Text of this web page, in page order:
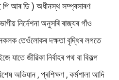
পি আৰ ডি ) অধীনস্থ সম্প্ৰসাৰণ
নিৰ্দেশনা অনুসৰি ৰাজ্যৰ গাঁও
সকলক তেওঁলোকৰ দক্ষতা বৃদ্ধিৰ লগতে
যাতে জীৱিকা নিৰ্বাহৰ পথ বা বিকল্প
অভিযান , প্ৰশিক্ষণ , কৰ্মশালা আদি